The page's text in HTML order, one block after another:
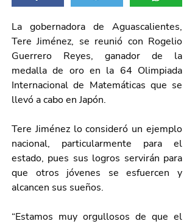
La gobernadora de Aguascalientes,
Tere Jiménez, se reunió con Rogelio
Guerrero Reyes, ganador de la
medalla de oro en la 64 Olimpiada
Internacional de Matemáticas que se
llevó a cabo en Japón.
Tere Jiménez lo consideró un ejemplo
nacional, particularmente para el
estado, pues sus logros servirán para
que otros jóvenes se esfuercen y
alcancen sus sueños.
“Estamos muy orgullosos de que el